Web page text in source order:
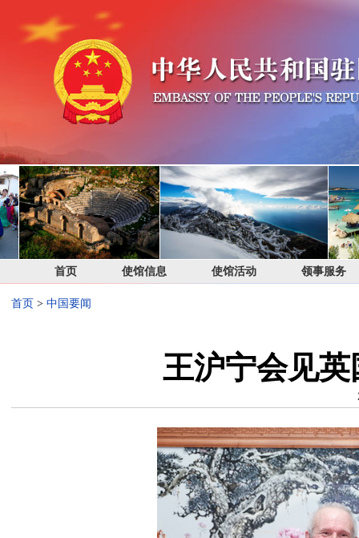
首页 使馆信息 使馆活动 领事服务
首页 > 中国要闻
王沪宁会见